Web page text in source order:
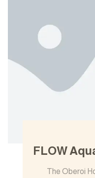
FLOW
The Oberoi